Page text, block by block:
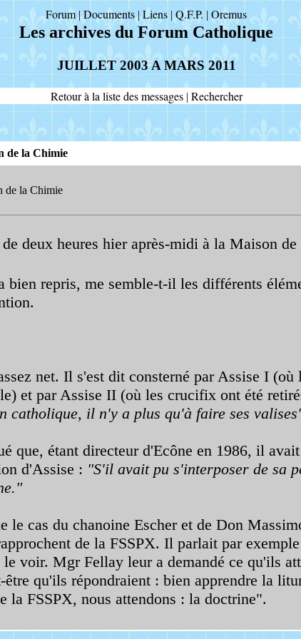
Forum| Documents| Liens |Q.F.P. | Oremus
Les archives du Forum Catholique
JUILLET 2003 A MARS 2011
Retour à la liste des messages| Rechercher
de la Chimie
de la Chimie
deux heures hier après-midi à la Maison
bien repris, me semble-t-il les différents
net. Il s'est dit consterné par Assise I (où
et par Assise II (où les crucifix ont été
il n'y a plus qu'à faire ses
que, étant directeur d'Ecône en 1986, il
d'Assise : "S'il avait pu s'interposer de sa
le cas du chanoine Escher et de Don
de la FSSPX. Il parlait par
voir. Mgr Fellay leur a demandé ce qu'ils
qu'ils répondraient : bien apprendre la
la FSSPX, nous attendons : la doctrine".